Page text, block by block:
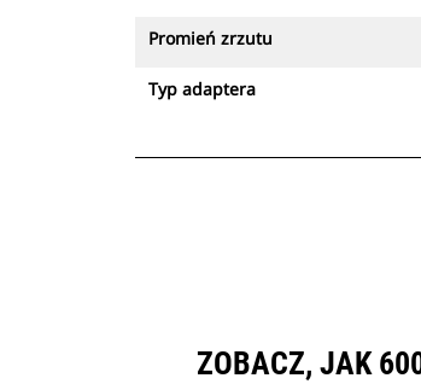
Promień zrzutu
Typ adaptera
ZOBACZ, JAK